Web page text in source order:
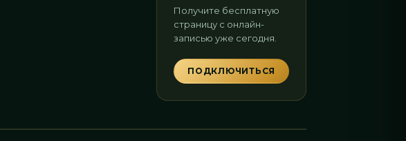
Получите бесплатную
страницу с онлайн-
записью уже сегодня.
ПОДКЛЮЧИТЬСЯ